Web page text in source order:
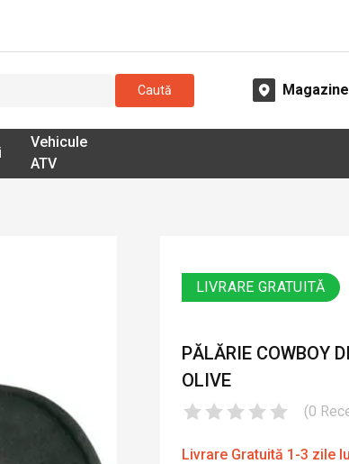
Caută Magazine
Vehicule
ATV
LIVRARE GRATUITĂ
PĂLĂRIE COWBOY
OLIVE
(0
Livrare Gratuită 1-3 zile